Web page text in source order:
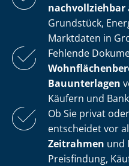
nachvollziehbar
Grundstück,
Marktdaten in
Fehlende
Bauunterlagen
Käufern und
Ob Sie privat
entscheidet vor
Zeitrahmen und
Preisfindung,